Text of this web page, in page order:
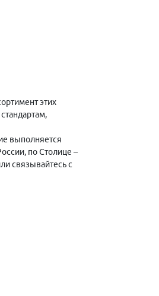
этих
выполняется
по Столице –
связывайтесь с